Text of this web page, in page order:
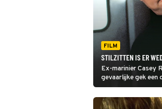
FILM
STILZITTEN IS ER
Ex-marinier Casey
gevaarlijke gek een